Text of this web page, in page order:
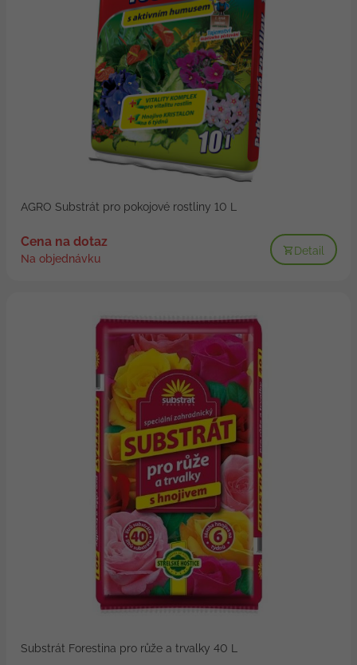
AGRO Substrát pro pokojové rostliny 10 L
Cena na dotaz
Na objednávku
Detail
Substrát Forestina pro růže a trvalky 40 L